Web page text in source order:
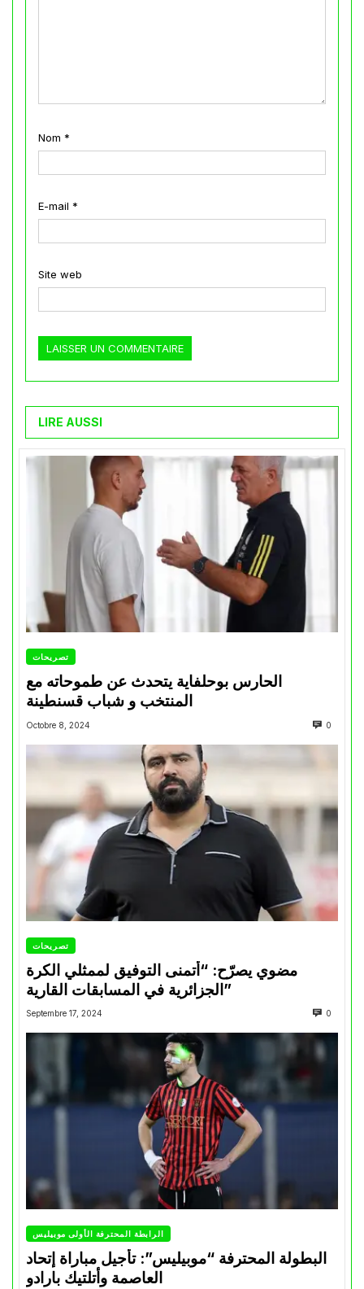
Nom *
E-mail *
Site web
LIRE AUSSI
تصريحات
الحارس بوحلفاية يتحدث عن طموحاته مع
المنتخب و شباب قسنطينة
Octobre 8, 2024 0
تصريحات
مضوي يصرّح: “أتمنى التوفيق لممثلي الكرة
الجزائرية في المسابقات القارية”
Septembre 17, 2024 0
الرابطة المحترفة الأولى موبيليس
البطولة المحترفة “موبيليس”: تأجيل مباراة إتحاد
العاصمة وأتلتيك بارادو